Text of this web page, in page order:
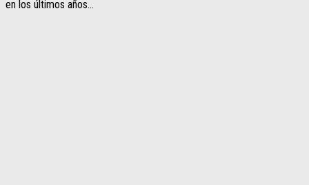
en los últimos años...